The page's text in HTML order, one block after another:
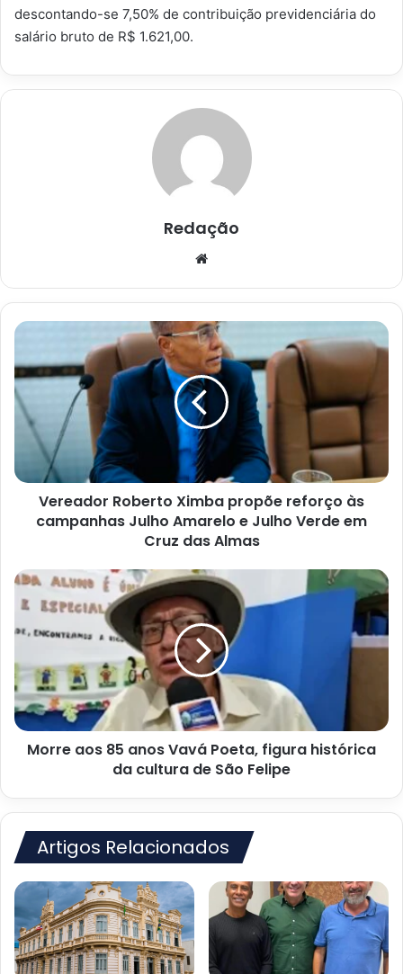
descontando-se 7,50% de contribuição previdenciária do
salário bruto de R$ 1.621,00.
Redação
Vereador
Ximba
propõe
reforço
campanhas
Amarelo
Julho
Cruz
Almas
Vereador Roberto Ximba propõe reforço às
campanhas Julho Amarelo e Julho Verde em
Cruz das Almas
Morre
aos
85
anos
Poeta,
figura
histórica
da
cultura
Morre aos 85 anos Vavá Poeta, figura histórica
da cultura de São Felipe
Artigos Relacionados